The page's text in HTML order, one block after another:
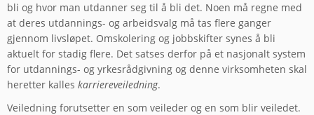
bli og hvor man utdanner seg til å bli det. Noen må regne med
at deres utdannings- og arbeidsvalg må tas flere ganger
gjennom livsløpet. Omskolering og jobbskifter synes å bli
aktuelt for stadig flere. Det satses derfor på et nasjonalt system
for utdannings- og yrkesrådgivning og denne virksomheten skal
heretter kalles karriereveiledning.
Veiledning forutsetter en som veileder og en som blir veiledet.